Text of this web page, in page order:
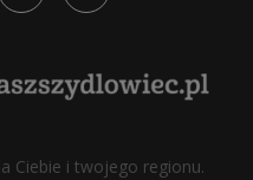
Ciebie i twojego regionu.